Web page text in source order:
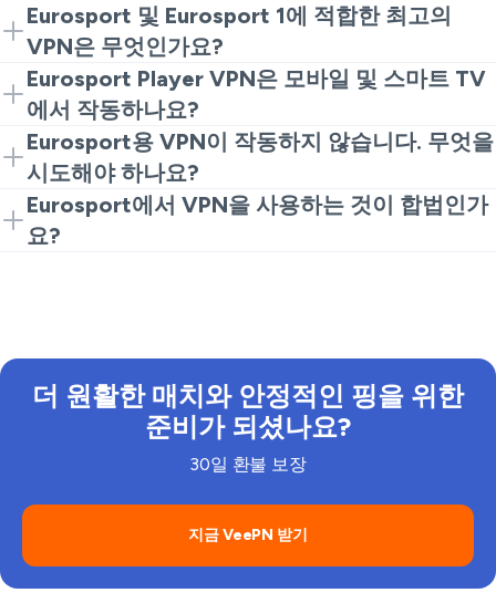
물론 가능합니다. VeePN을 다운로드 및 설치하고 영국
또는 EU 서버를 선택한 다음 사이트나 앱을 실행하세요.
주에서 접근을 위해 Eurosport VPN이 필요하다면 지역
차단을 우회하는 가장 쉬운 방법입니다.
Eurosport 및 Eurosport 1에 적합한 최고의
VPN은 무엇인가요?
원활한 스포츠 스트리밍을 위해서는 빠른 서버, 견고한
유출 보호 및 많은 유럽 위치가 필요합니다. VeePN은
이를 모두 제공하므로 Eurosport 또는 Eurosport 1 채널
에 최고의 VPN을 원하신다면 안전한 선택입니다.
Eurosport Player VPN은 모바일 및 스마트 TV
에서 작동하나요?
작동합니다. VeePN은 iOS 및 Android에서 사용 가능하
거나 라우터에 구성하여 스마트 TV 및 스트리밍 스틱에
서 작동할 수 있습니다. 이는 모든 기기에서 신뢰할 수
있는 Eurosport 플레이어 VPN을 가능하게 합니다.
Eurosport용 VPN이 작동하지 않습니다. 무엇을
시도해야 하나요?
먼저 다른 영국 또는 EU 서버로 전환하세요. 그것이 도
움이 되지 않으면 VeePN 설정에서 프로토콜을 변경하
결합니다.
Eurosport에서 VPN을 사용하는 것이 합법인가
요?
더 원활한 매치와 안정적인 핑을 위한
준비가 되셨나요?
30일 환불 보장
지금 VeePN 받기